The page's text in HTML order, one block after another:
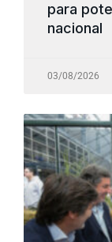
para
nacional
03/08/2026